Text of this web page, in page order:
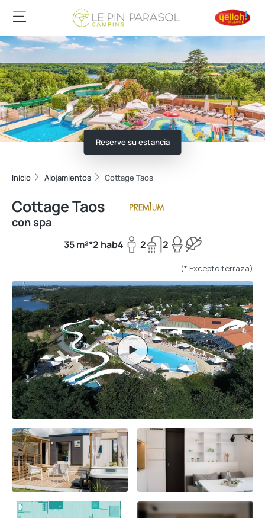
Reserve su estancia
Inicio Alojamientos Cottage Taos
Cottage Taos
con spa
35 m²*2 hab4 2 2
(* Excepto terraza)